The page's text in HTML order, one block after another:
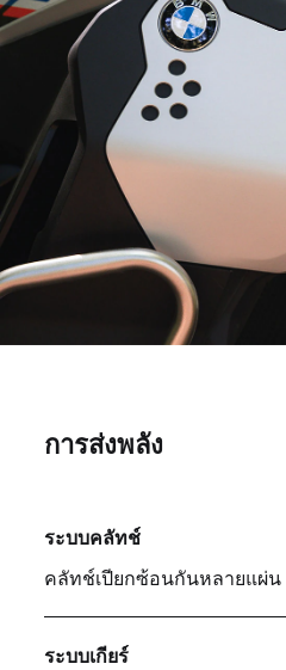
การส่งพลัง
ระบบคลัทช์
คลัทช์เปียกซ้อนกันหลายแผ่น
ระบบเกียร์